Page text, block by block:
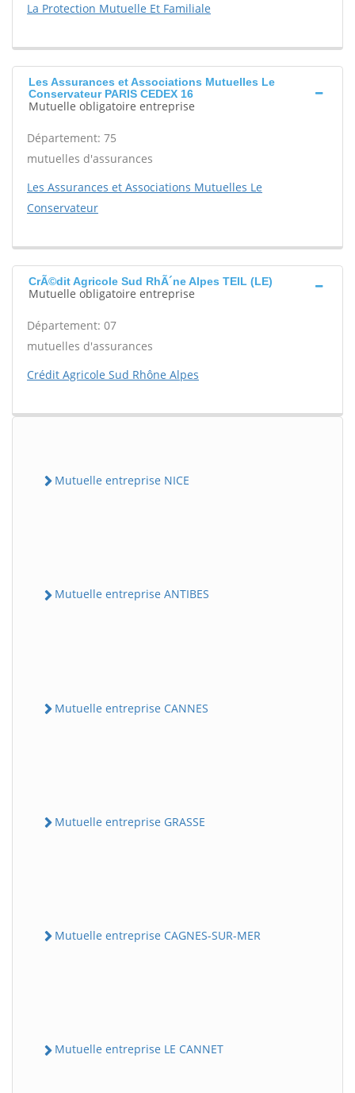
La Protection Mutuelle Et Familiale
Les Assurances et Associations Mutuelles Le
Conservateur PARIS CEDEX 16
Mutuelle obligatoire entreprise
Département: 75
mutuelles d'assurances
Les Assurances et Associations Mutuelles Le
Conservateur
CrÃ©dit Agricole Sud RhÃ´ne Alpes TEIL (LE)
Mutuelle obligatoire entreprise
Département: 07
mutuelles d'assurances
Crédit Agricole Sud Rhône Alpes
Mutuelle entreprise NICE
Mutuelle entreprise ANTIBES
Mutuelle entreprise CANNES
Mutuelle entreprise GRASSE
Mutuelle entreprise CAGNES-SUR-MER
Mutuelle entreprise LE CANNET